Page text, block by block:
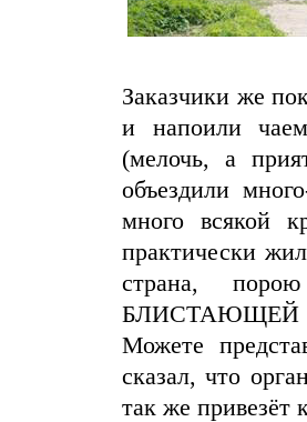
Заказчики же
и напоили
(мелочь, а
объездили
много всякой
практически
страна,
БЛИСТАЮЩЕЙ
Можете
сказал, что
так же привезёт